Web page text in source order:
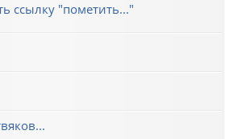
ссылку "пометить..."